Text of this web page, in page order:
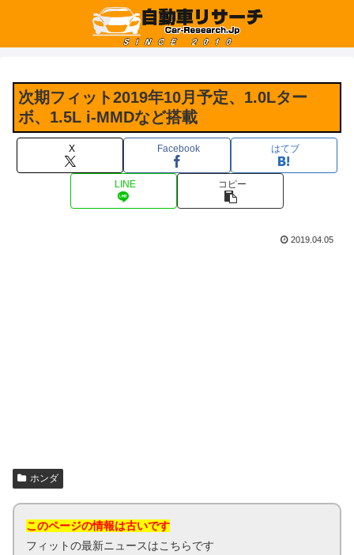
次期フィット2019年10月予定、1.0Lター
ボ、1.5L i-MMDなど搭載
X Facebook はてブ
LINE コピー
2019.04.05
ホンダ
このページの情報は古いです
フィットの最新ニュースはこちらです